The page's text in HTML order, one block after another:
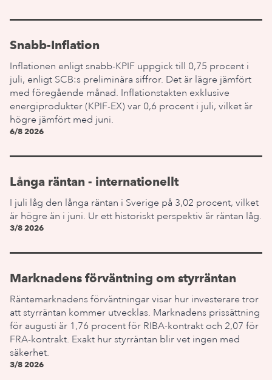
Snabb-Inflation
Inflationen enligt snabb-KPIF uppgick till 0,75 procent i
juli, enligt SCB:s preliminära siffror. Det är lägre jämfört
med föregående månad. Inflationstakten exklusive
energiprodukter (KPIF-EX) var 0,6 procent i juli, vilket är
högre jämfört med juni.
6/8 2026
Långa räntan - internationellt
I juli låg den långa räntan i Sverige på 3,02 procent, vilket
är högre än i juni. Ur ett historiskt perspektiv är räntan låg.
3/8 2026
Marknadens förväntning om styrräntan
Räntemarknadens förväntningar visar hur investerare tror
att styrräntan kommer utvecklas. Marknadens prissättning
för augusti är 1,76 procent för RIBA-kontrakt och 2,07 för
FRA-kontrakt. Exakt hur styrräntan blir vet ingen med
säkerhet.
3/8 2026